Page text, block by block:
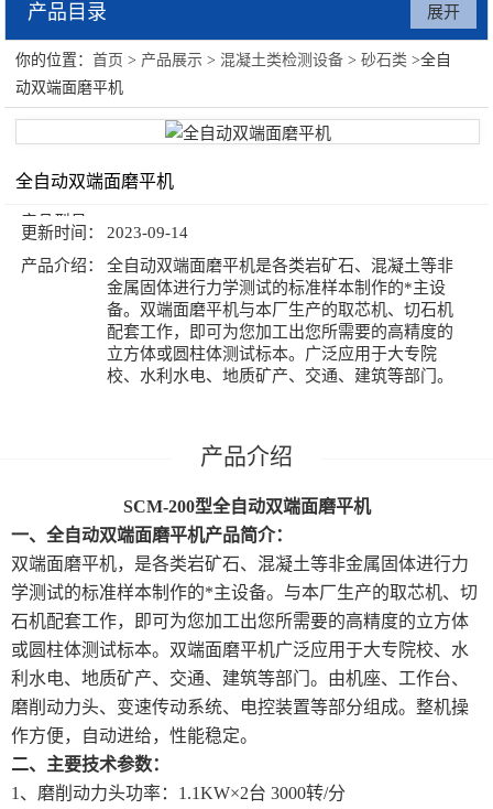
产品目录
混凝土类检测设备
展开
你的位置：首页 > 产品展示 > 混凝土类检测设备 >砂石类 >全自
动双端面磨平机
全自动双端面磨平机
产品型号：
更新时间：
2023-09-14
产品介绍：
全自动双端面磨平机是各类岩矿石、混凝土等非
金属固体进行力学测试的标准样本制作的*主设
备。双端面磨平机与本厂生产的取芯机、切石机
配套工作，即可为您加工出您所需要的高精度的
立方体或圆柱体测试标本。广泛应用于大专院
校、水利水电、地质矿产、交通、建筑等部门。
SCM-200型全自动双端面磨平机
一、 全自动双端面磨平机产品简介：
双端面磨平机，是各类岩矿石、混凝土等非金属固体进行力
学测试的标准样本制作的*主设备。 与本厂生产的取芯机、切
石机配套工作，即可为您加工出您所需要的高精度的立方体
或圆柱体测试标本。双端面磨平机广泛应用于大专院校、水
利水电、地质矿产、交通、建筑等部门。 由机座、工作台、
磨削动力头、变速传动系统、电控装置等部分组成。整机操
作方便，自动进给，性能稳定。
二、主要技术参数：
1、磨削动力头功率：1.1KW×2台 3000转/分